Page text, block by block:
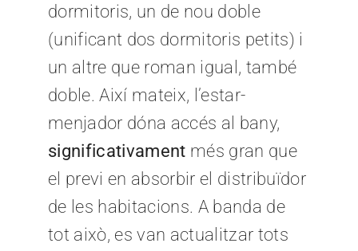
dormitoris, un de nou doble
(unificant dos dormitoris petits) i
un altre que roman igual, també
doble. Així mateix, l’estar-
menjador dóna accés al bany,
significativament més gran que
el previ en absorbir el distribuïdor
de les habitacions. A banda de
tot això, es van actualitzar tots